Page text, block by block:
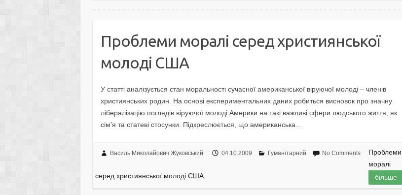
Проблеми моралі серед християнської
молоді США
У статті аналізується стан моральності сучасної американської віруючої молоді – членів
християнських родин. На основі експериментальних даних робиться висновок про значну
лібералізацію поглядів віруючої молоді Америки на такі важливі сфери людського життя, як
сім’я та статеві стосунки. Підкреслюється, що американська…
Василь Миколайович Жуковський 04.10.2009 Гуманітарний No Comments
Проблеми
моралі
серед християнської молоді США
більше